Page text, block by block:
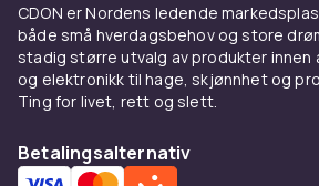
CDON er Nordens ledende
både små hverdagsbehov og store
stadig større utvalg av produkter innen
og elektronikk til hage, skjønnhet og
Ting for livet, rett og slett.
Betalingsalternativ